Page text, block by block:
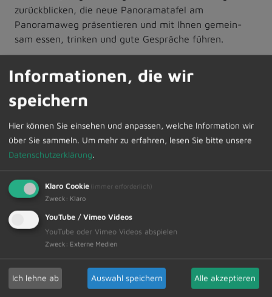
zurückblicken, die neue Panoramatafel am
Panoramaweg präsentieren und mit Ihnen gemein-
sam essen, trinken und gute Gespräche führen.
Die Zufahrt zum Schützenheim Probstried ist an
diesem Tag nicht möglich. Wir bitten Sie daher, Ihren
Pkw bei den Parkplätzen bei der Sport- und Festhalle
Probstried abzustellen, um mit dem kostenfreien
Shuttlebus zum Schützenheim zu fahren. Ebenso
bitten wir zu bedenken, dass der Zugang zur Wil-
helmshöhe stark ansteigt und nur eingeschränkt
barrierefrei möglich ist.
Über Ihr Kommen freuen sich die Verantwortlichen der
„Bürgerstiftung Dietmannsried im Allgäu“.
Informationen, die wir
speichern
Hier können Sie einsehen und anpassen, welche Information wir
über Sie sammeln. Um mehr zu erfahren, lesen Sie bitte unsere
Datenschutzerklärung.
Klaro Cookie (immer erforderlich)
Zweck : Klaro
YouTube / Vimeo Videos
YouTube oder Vimeo Videos abspielen
Zweck : Externe Medien
Ich lehne ab Auswahl speichern Alle akzeptieren